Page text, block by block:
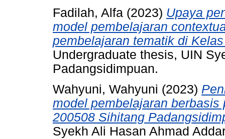
Fadilah, Alfa (2023) Upaya
model pembelajaran
pembelajaran tematik di
Undergraduate thesis, UIN
Padangsidimpuan.
Wahyuni, Wahyuni (2023)
model pembelajaran
200508 Sihitang
Syekh Ali Hasan Ahmad